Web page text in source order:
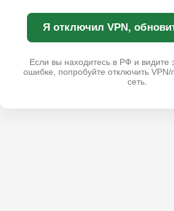
Я отключил VPN,
Если вы находитесь в РФ и видите
ошибке, попробуйте отключить
сеть.